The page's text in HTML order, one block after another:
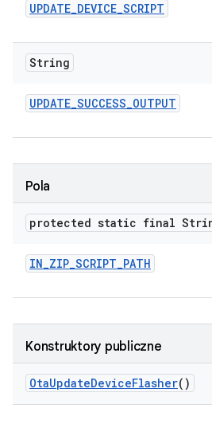
UPDATE_DEVICE_SCRIPT
String
UPDATE_SUCCESS_OUTPUT
Pola
protected static final
IN_ZIP_SCRIPT_PATH
Konstruktory publiczne
OtaUpdateDeviceFlasher()